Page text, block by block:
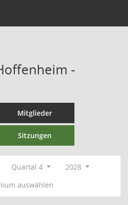
-
Mitglieder
Sitzungen
Quartal 4
2028
auswählen